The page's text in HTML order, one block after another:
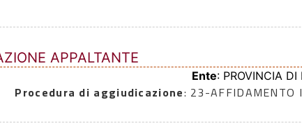
APPALTANTE
Ente: PROVINCIA DI
Procedura di aggiudicazione: 23-AFFIDAMENTO